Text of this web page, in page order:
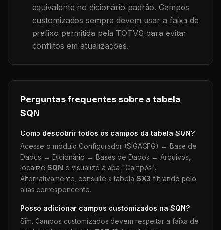
equivalente no dicionário padrão. Campos
customizados sempre devem usar a faixa de
prefixo permitida pela TOTVS para evitar
conflitos em atualizações.
Perguntas frequentes sobre a tabela
SQN
Como descobrir todos os campos da tabela SQN?
Acesse o módulo Configurador (SIGACFG) → Base de
Dados → Dicionário → Bases de Dados → Arquivos,
localize SQN e visualize a aba "Campos".
Alternativamente, consulte a tabela SX3 filtrando pelo
alias correspondente.
Posso adicionar campos customizados na SQN?
Sim. Campos customizados devem respeitar a faixa de